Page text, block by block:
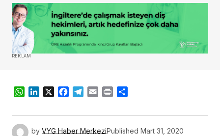
REKLAM
WhatsApp
LinkedIn
X Facebook
Telegram
Email Print
by VYG Haber MerkeziPublished Mart 31, 2020